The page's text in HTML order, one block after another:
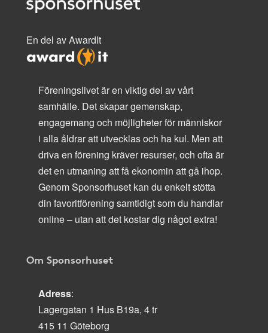
En del av AwardIt
Föreningslivet är en viktig del av vårt
samhälle. Det skapar gemenskap,
engagemang och möjligheter för människor
i alla åldrar att utvecklas och ha kul. Men att
driva en förening kräver resurser, och ofta är
det en utmaning att få ekonomin att gå ihop.
Genom Sponsorhuset kan du enkelt stötta
din favoritförening samtidigt som du handlar
online – utan att det kostar dig något extra!
Om Sponsorhuset
Adress:
Lagergatan 1 Hus B19a, 4 tr
415 11 Göteborg